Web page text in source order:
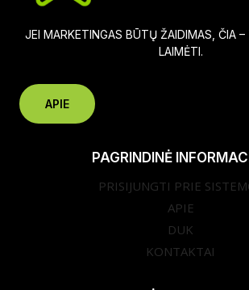
JEI MARKETINGAS BŪTŲ ŽAIDIMAS, ČIA –
LAIMĖTI.
APIE
PAGRINDINĖ
PRISIJUNGTI PRIE
APIE
DUK
KONTAKTAI